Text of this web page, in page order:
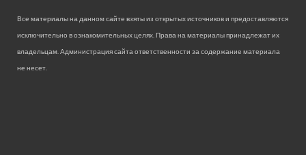
Все материалы на данном сайте взяты из открытых источников и предоставляются
исключительно в ознакомительных целях. Права на материалы принадлежат их
владельцам. Администрация сайта ответственности за содержание материала
не несет.